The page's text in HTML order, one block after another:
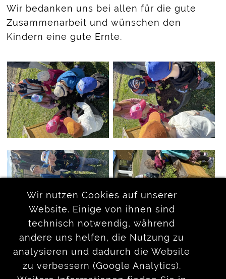
Wir bedanken uns bei allen für die gute
Zusammenarbeit und wünschen den
Kindern eine gute Ernte.
zurück
Wir nutzen Cookies auf unserer
Website. Einige von ihnen sind
technisch notwendig, während
andere uns helfen, die Nutzung zu
analysieren und dadurch die Website
zu verbessern (Google Analytics).